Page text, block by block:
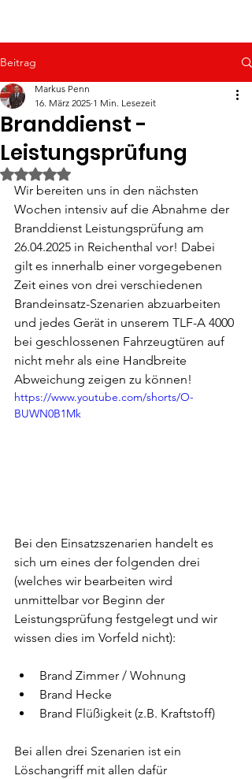
Beitrag
Branddienst -
Leistungsprüfung
Markus Penn
16. März 2025 1 Min. Lesezeit
Mit NaN von 5 Sternen bewertet.
Wir bereiten uns in den nächsten
Wochen intensiv auf die Abnahme der
Branddienst Leistungsprüfung am
26.04.2025 in Reichenthal vor! Dabei
gilt es innerhalb einer vorgegebenen
Zeit eines von drei verschiedenen
Brandeinsatz-Szenarien abzuarbeiten
und jedes Gerät in unserem TLF-A 4000
bei geschlossenen Fahrzeugtüren auf
nicht mehr als eine Handbreite
Abweichung zeigen zu können!
https://www.youtube.com/shorts/O-
BUWN0B1Mk
Bei den Einsatzszenarien handelt es
sich um eines der folgenden drei
(welches wir bearbeiten wird
unmittelbar vor Beginn der
Leistungsprüfung festgelegt und wir
wissen dies im Vorfeld nicht):
Brand Zimmer / Wohnung
Brand Hecke
Brand Flüßigkeit (z.B. Kraftstoff)
Bei allen drei Szenarien ist ein
Löschangriff mit allen dafür